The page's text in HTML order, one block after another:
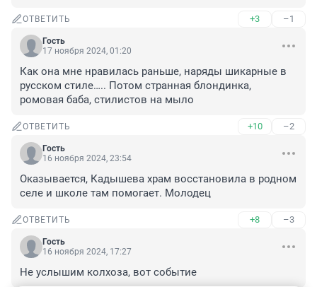
ОТВЕТИТЬ +3 –1
Гость
17 ноября 2024, 01:20
Как она мне нравилась раньше, наряды шикарные в
русском стиле….. Потом странная блондинка,
ромовая баба, стилистов на мыло
ОТВЕТИТЬ +10 –2
Гость
16 ноября 2024, 23:54
Оказывается, Кадышева храм восстановила в родном
селе и школе там помогает. Молодец
ОТВЕТИТЬ +8 –3
Гость
16 ноября 2024, 17:27
Не услышим колхоза, вот событие